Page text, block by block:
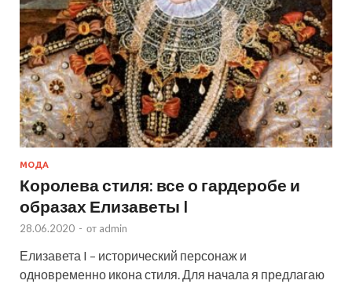
МОДА
Королева стиля: все о гардеробе и
образах Елизаветы I
28.06.2020 - от admin
Елизавета I – исторический персонаж и
одновременно икона стиля. Для начала я предлагаю